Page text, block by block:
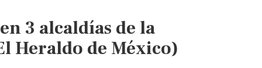
Tijuana
(El
Imparcial)
3 alcaldías de la
Heraldo de México)